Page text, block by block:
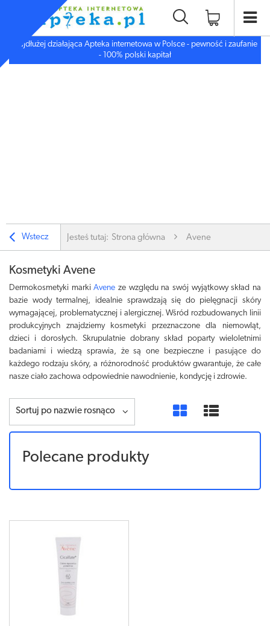
Najdłużej działająca Apteka internetowa w Polsce - pewność i zaufanie
- 100% polski kapitał
Wstecz Jesteś tutaj: Strona główna Avene
Kosmetyki Avene
Dermokosmetyki markiAvene ze względu na swój wyjątkowy skład na
bazie wody termalnej, idealnie sprawdzają się do pielęgnacji skóry
wymagającej, problematycznej i alergicznej. Wśród rozbudowanych linii
produkcyjnych znajdziemy kosmetyki przeznaczone dla niemowląt,
dzieci i dorosłych. Skrupulatnie dobrany skład poparty wieloletnimi
badaniami i wiedzą sprawia, że są one bezpieczne i pasujące do
każdego rodzaju skóry, a różnorodność produktów gwarantuje, że całe
nasze ciało zachowa odpowiednie nawodnienie, kondycję i zdrowie.
Sortuj po nazwie rosnąco
Polecane produkty